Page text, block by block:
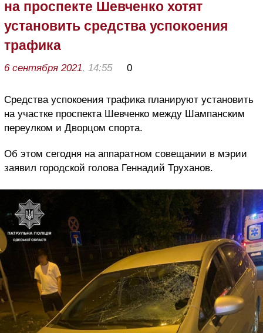
на проспекте Шевченко хотят
установить средства успокоения
трафика
6 сентября 2021, 14:55 0
Средства успокоения трафика планируют установить
на участке проспекта Шевченко между Шампанским
переулком и Дворцом спорта.
Об этом сегодня на аппаратном совещании в мэрии
заявил городской голова Геннадий Труханов.